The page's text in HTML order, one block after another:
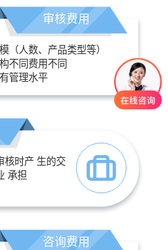
审核费用
（人数、产品类型等）
不同费用不同
管理水平
核时产 生的交
承担
咨询费用